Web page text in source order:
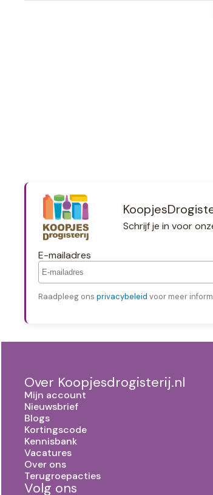
Schrijf je in voor
E-mailadres
Raadpleeg ons privacybeleid voor meer
Over Koopjesdrogisterij.nl
Mijn account
Nieuwsbrief
Blogs
Kortingscode
Kennisbank
Vacatures
Over ons
Terugroepacties
Volg ons